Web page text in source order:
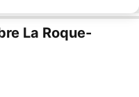
La Roque-